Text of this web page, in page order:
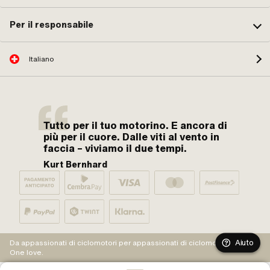
Per il responsabile
Italiano
Tutto per il tuo motorino. E ancora di
più per il cuore. Dalle viti al vento in
faccia – viviamo il due tempi.
Kurt Bernhard
Da appassionati di ciclomotori per appassionati di ciclomotori.
One love.
Aiuto